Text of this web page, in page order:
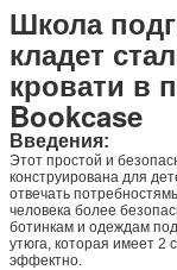
Школа
кладет
кровати в
Bookcase
Введения:
Этот простой и
конструирована для
отвечать
человека более
ботинкам и одеждам
утюга, которая имеет 2
эффектно.